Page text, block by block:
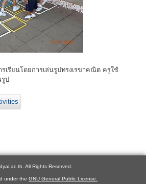
เรียนโดยการเล่นรูปทรงเรขาคณิต ครูใช้
ป
All Rights Reserved.
under the GNU General Public License.